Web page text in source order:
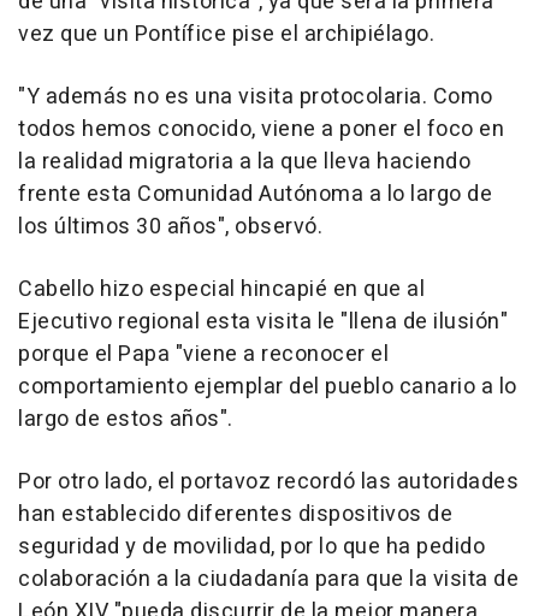
vez que un Pontífice pise el archipiélago.
"Y además no es una visita protocolaria. Como
todos hemos conocido, viene a poner el foco en
la realidad migratoria a la que lleva haciendo
frente esta Comunidad Autónoma a lo largo de
los últimos 30 años", observó.
Cabello hizo especial hincapié en que al
Ejecutivo regional esta visita le "llena de ilusión"
porque el Papa "viene a reconocer el
comportamiento ejemplar del pueblo canario a lo
largo de estos años".
Por otro lado, el portavoz recordó las autoridades
han establecido diferentes dispositivos de
seguridad y de movilidad, por lo que ha pedido
colaboración a la ciudadanía para que la visita de